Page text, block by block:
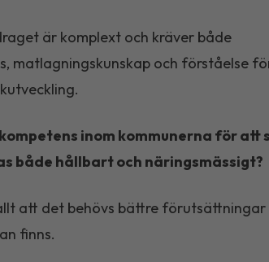
är komplext och kräver både
matlagningskunskap och förståelse
inom kommunerna för att
både hållbart och näringsmässigt?
att det behövs bättre
finns.